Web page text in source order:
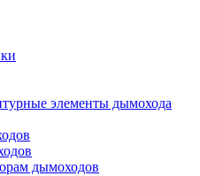
элементы дымохода
дымоходов